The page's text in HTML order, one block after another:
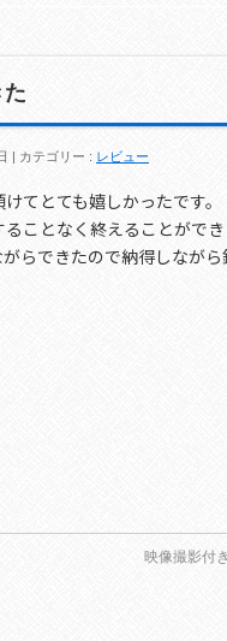
カテゴリー : レビュー
てとても嬉しかったです。
ことなく終えることができ
らできたので納得しながら
映像撮影付